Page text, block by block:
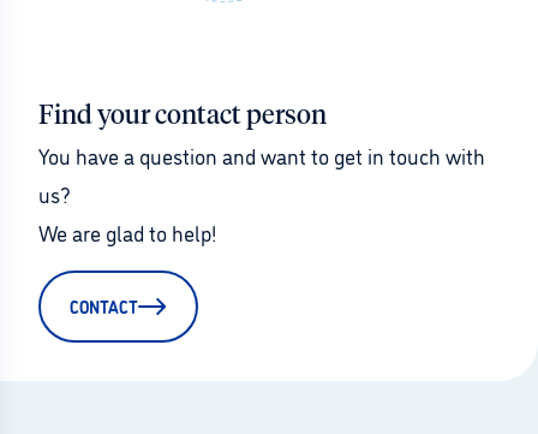
Find your contact person
You have a question and want to get in touch with
us?
We are glad to help!
CONTACT